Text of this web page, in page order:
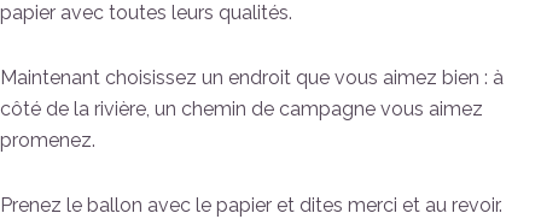
papier avec toutes leurs qualités.
Maintenant choisissez un endroit que vous aimez bien : à
côté de la rivière, un chemin de campagne vous aimez
promenez.
Prenez le ballon avec le papier et dites merci et au revoir.